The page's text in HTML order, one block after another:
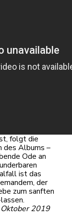
folgt die
des Albums –
Ode an
ist das
der
zum sanften
Oktober 2019